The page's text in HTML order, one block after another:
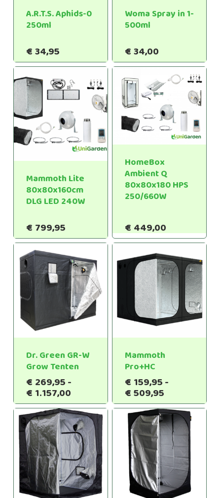
A.R.T.S. Aphids-0
250ml
€34,95
Woma Spray in 1-
500ml
€34,00
Mammoth Lite
80x80x160cm
DLG LED 240W
€ 799,95
HomeBox
Ambient Q
80x80x180 HPS
250/660W
€ 449,00
Dr. Green GR-W
Grow Tenten
€ 269,95-
€ 1.157,00Prijsklasse:
€269,95
tot
€1.157,00
Mammoth
Pro+HC
€ 159,95-
€509,95
€159,95
tot
€509,95